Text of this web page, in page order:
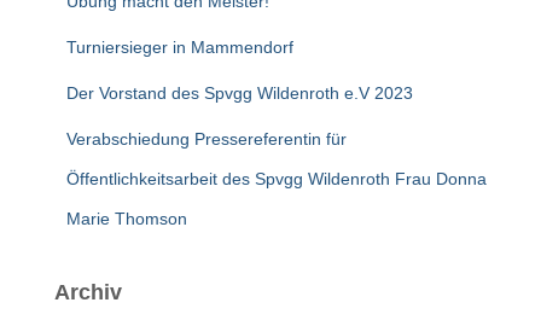
Turniersieger in Mammendorf
Der Vorstand des Spvgg Wildenroth e.V 2023
Verabschiedung Pressereferentin für
Öffentlichkeitsarbeit des Spvgg Wildenroth Frau Donna
Marie Thomson
Archiv